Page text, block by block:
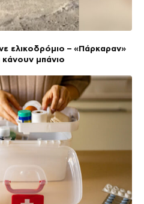
ελικοδρόμιο – «Πάρκαραν»
κάνουν μπάνιο